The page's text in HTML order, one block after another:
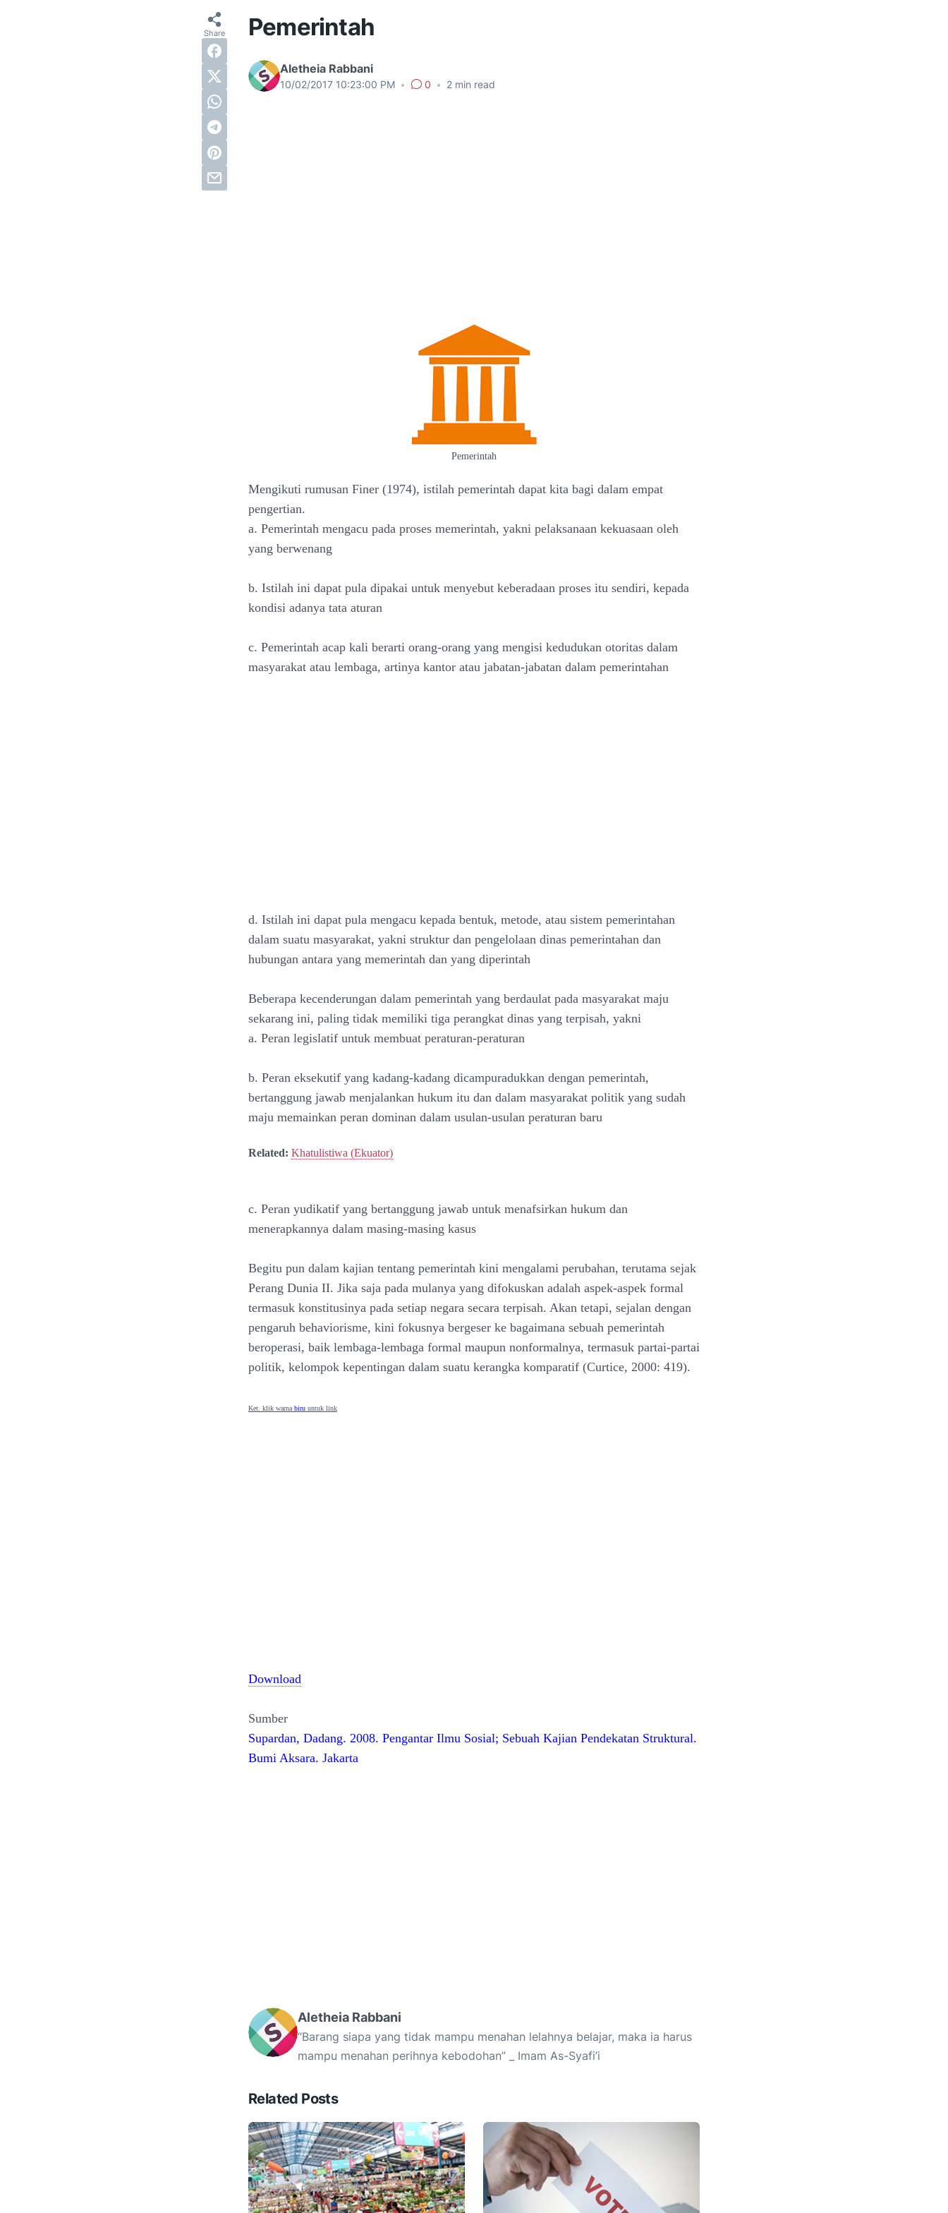
Pemerintah
Aletheia Rabbani
10/02/2017 10:23:00 PM • 0 • 2 min read
Pemerintah
Mengikuti rumusan Finer (1974), istilah pemerintah dapat kita bagi dalam empat
pengertian.
a. Pemerintah mengacu pada proses memerintah, yakni pelaksanaan kekuasaan oleh
yang berwenang
b. Istilah ini dapat pula dipakai untuk menyebut keberadaan proses itu sendiri, kepada
kondisi adanya tata aturan
c. Pemerintah acap kali berarti orang-orang yang mengisi kedudukan otoritas dalam
masyarakat atau lembaga, artinya kantor atau jabatan-jabatan dalam pemerintahan
d. Istilah ini dapat pula mengacu kepada bentuk, metode, atau sistem pemerintahan
dalam suatu masyarakat, yakni struktur dan pengelolaan dinas pemerintahan dan
hubungan antara yang memerintah dan yang diperintah
Beberapa kecenderungan dalam pemerintah yang berdaulat pada masyarakat maju
sekarang ini, paling tidak memiliki tiga perangkat dinas yang terpisah, yakni
a. Peran legislatif untuk membuat peraturan-peraturan
b. Peran eksekutif yang kadang-kadang dicampuradukkan dengan pemerintah,
bertanggung jawab menjalankan hukum itu dan dalam masyarakat politik yang sudah
maju memainkan peran dominan dalam usulan-usulan peraturan baru
Related: Khatulistiwa (Ekuator)
c. Peran yudikatif yang bertanggung jawab untuk menafsirkan hukum dan
menerapkannya dalam masing-masing kasus
Begitu pun dalam kajian tentang pemerintah kini mengalami perubahan, terutama sejak
Perang Dunia II. Jika saja pada mulanya yang difokuskan adalah aspek-aspek formal
termasuk konstitusinya pada setiap negara secara terpisah. Akan tetapi, sejalan dengan
pengaruh behaviorisme, kini fokusnya bergeser ke bagaimana sebuah pemerintah
beroperasi, baik lembaga-lembaga formal maupun nonformalnya, termasuk partai-partai
politik, kelompok kepentingan dalam suatu kerangka komparatif (Curtice, 2000: 419).
Ket. klik warna biru untuk link
Download
Sumber
Supardan, Dadang. 2008. Pengantar Ilmu Sosial; Sebuah Kajian Pendekatan Struktural.
Bumi Aksara. Jakarta
Aletheia Rabbani
“Barang siapa yang tidak mampu menahan lelahnya belajar, maka ia harus
mampu menahan perihnya kebodohan” _ Imam As-Syafi’i
Related Posts